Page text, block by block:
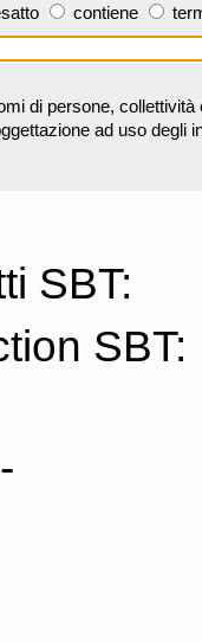
contiene
di persone,
ad uso degli
SBT:
SBT: